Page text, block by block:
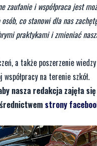
zaufanie i współpraca jest
co stanowi dla nas
praktykami i zmieniać
a także poszerzenie
na terenie szkół.
nasza redakcja zajęła
strony